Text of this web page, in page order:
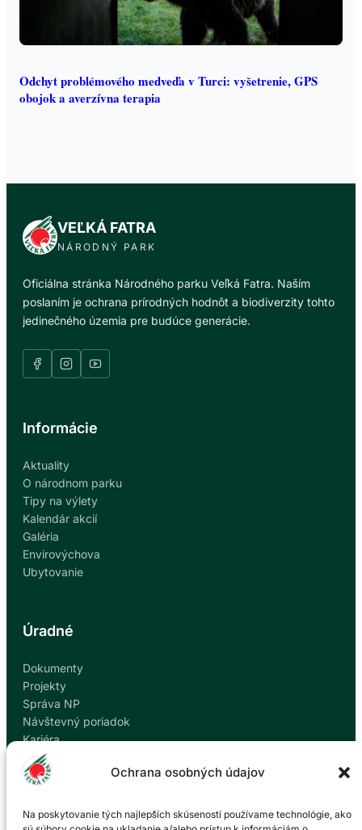
Ochrana osobných údajov
Na poskytovanie tých najlepších skúseností používame technológie, ako
Odchyt problémového medveďa v Turci: vyšetrenie, GPS
obojok a averzívna terapia
VEĽKÁ FATRA
NÁRODNÝ PARK
Oficiálna stránka Národného parku Veľká Fatra. Naším
poslaním je ochrana prírodných hodnôt a biodiverzity tohto
jedinečného územia pre budúce generácie.
Informácie
Aktuality
O národnom parku
Tipy na výlety
Kalendár akcií
Galéria
Envirovýchova
Ubytovanie
Úradné
Dokumenty
Projekty
Správa NP
Návštevný poriadok
Kariéra
Kontakty
Ochrana osobných údajov